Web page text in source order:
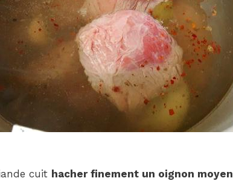
cuit hacher finement un oignon moyen